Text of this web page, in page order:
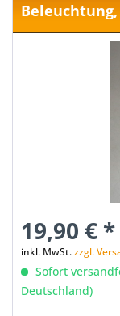
19,90 € *
inkl. MwSt.zzgl.
Sofort
Deutschland)